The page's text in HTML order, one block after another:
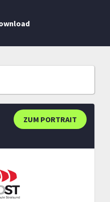
ZUM PORTRAIT